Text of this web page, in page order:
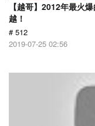
【越哥】2012年最火
越！
# 512
2019-07-25 02:56